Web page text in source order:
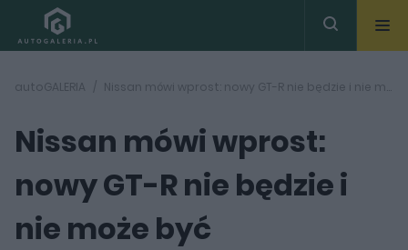
autoGALERIA Nissan mówi wprost: nowy GT-R nie będzie i nie może być elektrykiem. To świetna wiadomość
Nissan mówi wprost:
nowy GT-R nie będzie i
nie może być